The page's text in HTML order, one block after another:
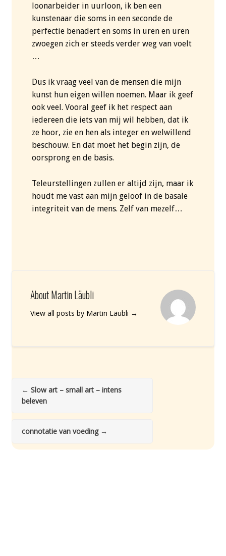
loonarbeider in uurloon, ik ben een
kunstenaar die soms in een seconde de
perfectie benadert en soms in uren en uren
zwoegen zich er steeds verder weg van voelt
…
Dus ik vraag veel van de mensen die mijn
kunst hun eigen willen noemen. Maar ik geef
ook veel. Vooral geef ik het respect aan
iedereen die iets van mij wil hebben, dat ik
ze hoor, zie en hen als integer en welwillend
beschouw. En dat moet het begin zijn, de
oorsprong en de basis.
Teleurstellingen zullen er altijd zijn, maar ik
houdt me vast aan mijn geloof in de basale
integriteit van de mens. Zelf van mezelf…
About Martin Läubli
View all posts by Martin Läubli →
← Slow art – small art – intens
beleven
connotatie van voeding →